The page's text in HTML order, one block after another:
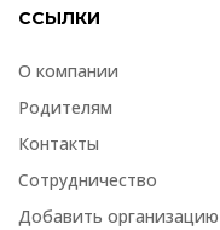
ССЫЛКИ
О компании
Родителям
Контакты
Сотрудничество
Добавить организацию